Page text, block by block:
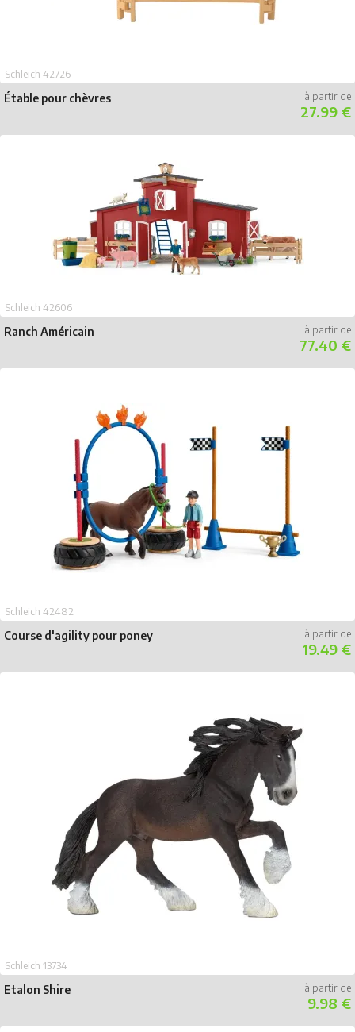
Étable pour chèvres
Schleich 42726
27.99 €
Ranch Américain
Schleich 42606
77.40 €
Course d'agility pour poney
Schleich 42482
19.49 €
Etalon Shire
Schleich 13734
9.98 €